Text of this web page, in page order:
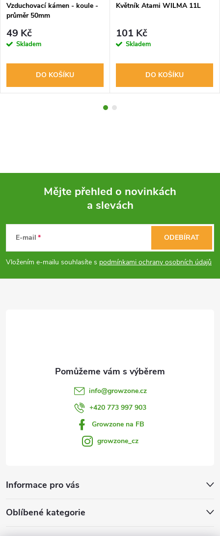
Vzduchovací kámen - koule -
průměr 50mm
49 Kč
Skladem
DO KOŠÍKU
Květník Atami WILMA 11L
101 Kč
Skladem
DO KOŠÍKU
p
Mějte přehled o novinkách
a slevách
E-mail
Vložením e-mailu souhlasíte s podmínkami ochrany osobních údajů
ODEBÍRAT
info@growzone.cz
+420 773 997 903
Growzone na FB
growzone_cz
Informace pro vás
Oblíbené kategorie